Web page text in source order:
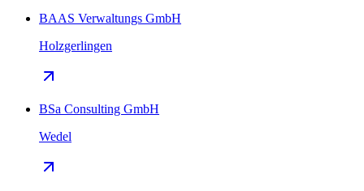
BAAS Verwaltungs GmbH
Holzgerlingen
BSa Consulting GmbH
Wedel